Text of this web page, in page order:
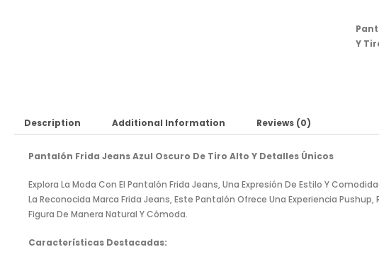
Y
Description Additional Information Reviews (0)
Pantalón Frida Jeans Azul Oscuro De Tiro Alto Y Detalles Únicos
Explora La Moda Con El Pantalón Frida Jeans, Una Expresión De Estilo Y
La Reconocida Marca Frida Jeans, Este Pantalón Ofrece Una Experiencia Pushup,
Figura De Manera Natural Y Cómoda.
Características Destacadas: